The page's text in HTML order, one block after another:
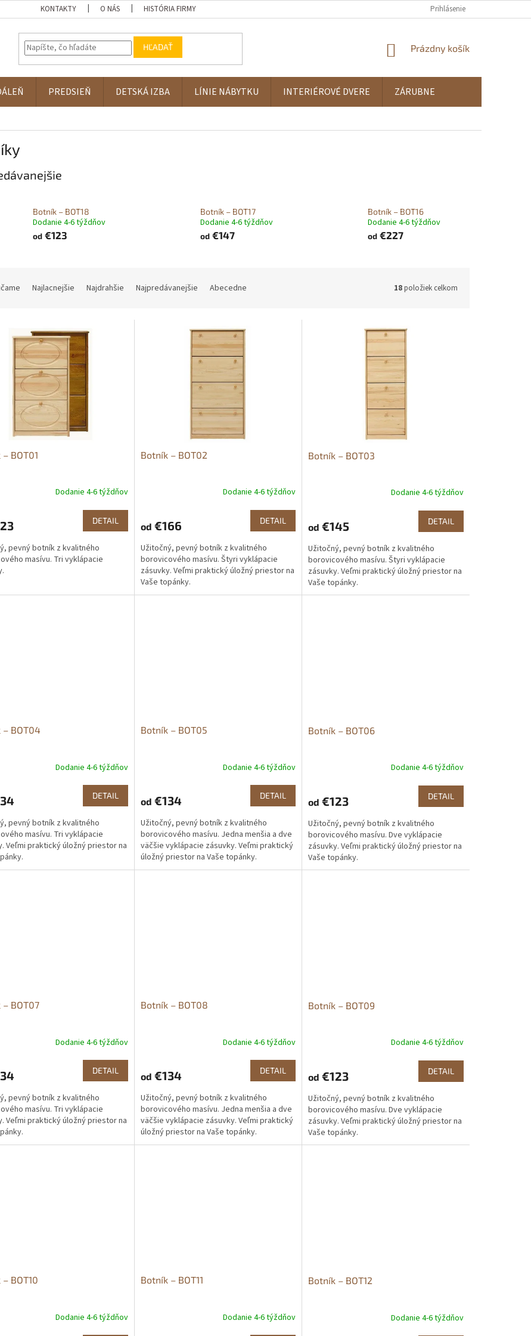
KONTAKTY O NÁS HISTÓRIA FIRMY Prihlásenie
HĽADAŤ
NÁKUPNÝ
Prázdny košík
PREDSIEŇ DETSKÁ IZBA LÍNIE NÁBYTKU INTERIÉROVÉ DVERE ZÁRUBNE
Botník – BOT18
Dodanie 4-6 týždňov
od €123
Botník – BOT17
Dodanie 4-6 týždňov
od€147
Botník – BOT16
Dodanie 4-6 týždňov
od€227
Najlacnejšie Najdrahšie Najpredávanejšie Abecedne 18položiek celkom
BOT01
Dodanie 4-6 týždňov
DETAIL
pevný botník z kvalitného
masívu. Tri vyklápacie
Botník – BOT02
Dodanie 4-6 týždňov
od €166 DETAIL
Užitočný, pevný botník z kvalitného
borovicového masívu. Štyri vyklápacie
zásuvky. Veľmi praktický úložný priestor na
Vaše topánky.
Botník – BOT03
Dodanie 4-6 týždňov
od €145 DETAIL
Užitočný, pevný botník z kvalitného
borovicového masívu. Štyri vyklápacie
zásuvky. Veľmi praktický úložný priestor na
Vaše topánky.
– BOT04
Dodanie 4-6 týždňov
DETAIL
pevný botník z kvalitného
masívu. Tri vyklápacie
Veľmi praktický úložný priestor na
Botník – BOT05
Dodanie 4-6 týždňov
od €134 DETAIL
Užitočný, pevný botník z kvalitného
borovicového masívu. Jedna menšia a dve
väčšie vyklápacie zásuvky. Veľmi praktický
úložný priestor na Vaše topánky.
Botník – BOT06
Dodanie 4-6 týždňov
od €123 DETAIL
Užitočný, pevný botník z kvalitného
borovicového masívu. Dve vyklápacie
zásuvky. Veľmi praktický úložný priestor na
Vaše topánky.
BOT07
Dodanie 4-6 týždňov
DETAIL
pevný botník z kvalitného
masívu. Tri vyklápacie
Veľmi praktický úložný priestor na
Botník – BOT08
Dodanie 4-6 týždňov
od €134 DETAIL
Užitočný, pevný botník z kvalitného
borovicového masívu. Jedna menšia a dve
väčšie vyklápacie zásuvky. Veľmi praktický
úložný priestor na Vaše topánky.
Botník – BOT09
Dodanie 4-6 týždňov
od €123 DETAIL
Užitočný, pevný botník z kvalitného
borovicového masívu. Dve vyklápacie
zásuvky. Veľmi praktický úložný priestor na
Vaše topánky.
BOT10
Dodanie 4-6 týždňov
Botník – BOT11
Dodanie 4-6 týždňov
Botník – BOT12
Dodanie 4-6 týždňov